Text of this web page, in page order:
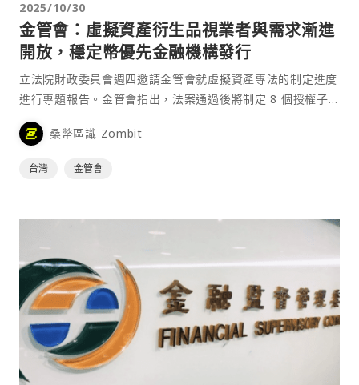
2025/10/30
金管會：虛擬資產衍生品視業者與需求漸進
開放，穩定幣優先金融機構發行
立法院財政委員會週四邀請金管會就虛擬資產專法的制定進度
進行專題報告。金管會指出，法案通過後將制定 8 個授權子
法，涵蓋虛擬資產服務商（VASP）監管及穩定幣發行許可與
管理。對於未來是否開放虛擬資產衍生性金融商品，金管會主
桑幣區識 Zombit
台灣 金管會